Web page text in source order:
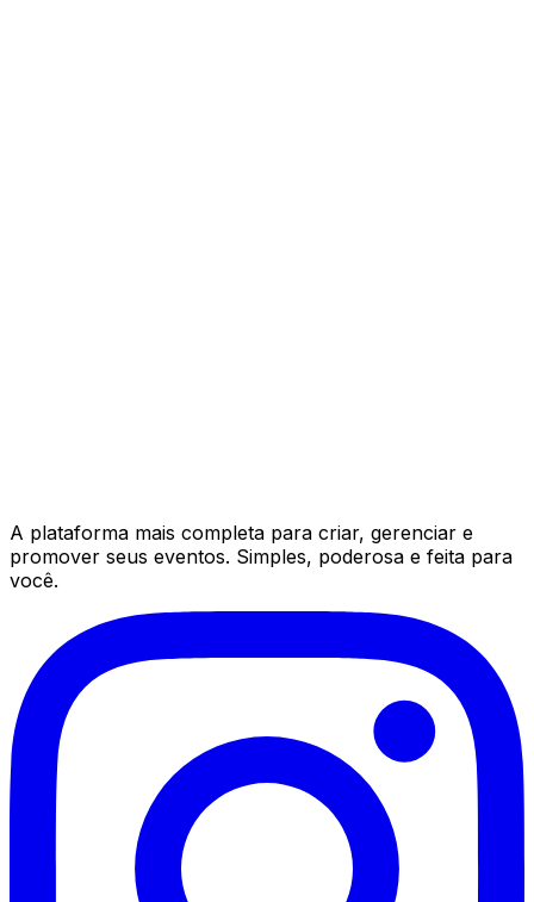
A plataforma mais completa para criar, gerenciar e
promover seus eventos. Simples, poderosa e feita para
você.